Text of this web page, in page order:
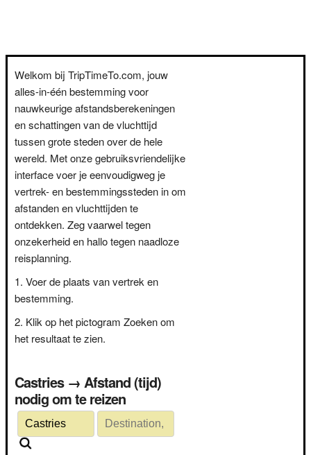
Welkom bij TripTimeTo.com, jouw
alles-in-één bestemming voor
nauwkeurige afstandsberekeningen
en schattingen van de vluchttijd
tussen grote steden over de hele
wereld. Met onze gebruiksvriendelijke
interface voer je eenvoudigweg je
vertrek- en bestemmingssteden in om
afstanden en vluchttijden te
ontdekken. Zeg vaarwel tegen
onzekerheid en hallo tegen naadloze
reisplanning.
Voer de plaats van vertrek en
bestemming.
Klik op het pictogram Zoeken om
het resultaat te zien.
Castries → Afstand (tijd)
nodig om te reizen